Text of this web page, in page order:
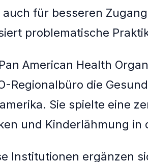
auch für besseren
problematische
American Health
Regionalbüro die
Sie spielte eine
und Kinderlähmung in
Institutionen ergänzen